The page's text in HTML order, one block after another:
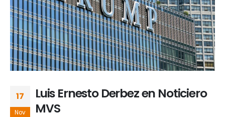
17
Nov
Luis Ernesto Derbez en Noticiero
MVS